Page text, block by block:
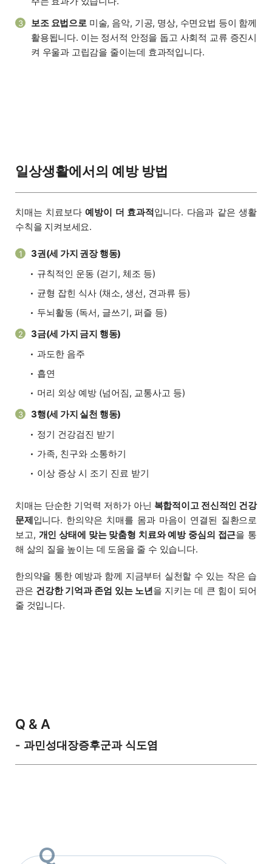
3 보조 요법으로미술, 음악, 기공, 명상, 수면요법 등이 함께
활용됩니다. 이는 정서적 안정을 돕고 사회적 교류 증진시
켜 우울과 고립감을 줄이는데 효과적입니다.
일상생활에서의 예방 방법
치매는 치료보다예방이 더 효과적입니다. 다음과 같은 생활
수칙을 지켜보세요.
1 3권(세 가지 권장 행동)
규칙적인 운동 (걷기, 체조 등)
균형 잡힌 식사 (채소, 생선, 견과류 등)
두뇌활동 (독서, 글쓰기, 퍼즐 등)
2 3금(세 가지 금지 행동)
과도한 음주
흡연
머리 외상 예방 (넘어짐, 교통사고 등)
3 3행(세 가지 실천 행동)
정기 건강검진 받기
가족, 친구와 소통하기
이상 증상 시 조기 진료 받기
치매는 단순한 기억력 저하가 아닌 복합적이고 전신적인 건강
문제입니다. 한의약은 치매를 몸과 마음이 연결된 질환으로
보고, 개인 상태에 맞는 맞춤형 치료와 예방 중심의 접근을 통
해 삶의 질을 높이는 데 도움을 줄 수 있습니다.
한의약을 통한 예방과 함께 지금부터 실천할 수 있는 작은 습
관은 건강한 기억과 존엄 있는 노년을 지키는 데 큰 힘이 되어
줄 것입니다.
Q & A
- 과민성대장증후군과 식도염